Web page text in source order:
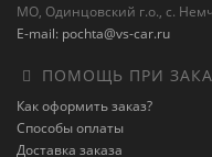
МО, Одинцовский г.о., с.
E-mail: pochta@vs-car.ru
ПОМОЩЬ ПРИ
Как оформить заказ?
Способы оплаты
Доставка заказа